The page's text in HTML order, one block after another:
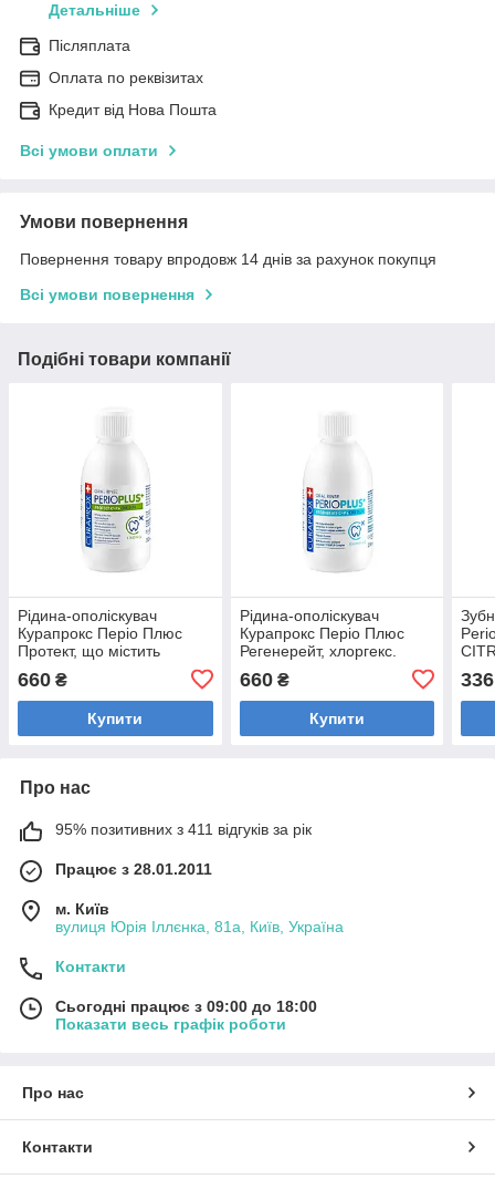
Детальніше
Післяплата
Оплата по реквізитах
Кредит від Нова Пошта
Всі умови оплати
Умови повернення
Повернення товару впродовж 14 днів за рахунок покупця
Всі умови повернення
Подібні товари компанії
Рідина-ополіскувач
Курапрокс Періо Плюс
Протект, що містить
хлоргексидину 200 мл
660 ₴
Купити
Рідина-ополіскувач
Курапрокс Періо Плюс
Регенерейт, хлоргекс.
0,09% + Citrox® + гіалур.
кислота 200мл
660₴
Купити
336
Про нас
95% позитивних з 411 відгуків за рік
Працює з 28.01.2011
м. Київ
вулиця Юрія Іллєнка, 81а, Київ, Україна
Контакти
Сьогодні працює з 09:00 до 18:00
Показати весь графік роботи
Про нас
Контакти